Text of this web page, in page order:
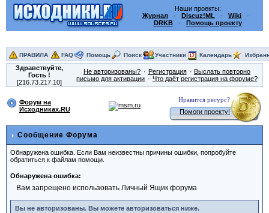
Наши проекты:
Журнал · Discuz!ML · Wiki ·
DRKB· Помощь проекту
ПРАВИЛА FAQ Помощь Поиск Участники Календарь
Здравствуйте,
Гость!
[216.73.217.10]
Не авторизованы? Регистрация
Выслать повторно
письмо для активации
Что даёт регистрация на форуме?
Форум на
Исходниках.RU
Нравится ресурс?
Помоги проекту!
Сообщение Форума
Обнаружена ошибка. Если Вам неизвестны причины ошибки, попробуйте
обратиться к файлам помощи.
Обнаружена ошибка:
Вам запрещено использовать Личный Ящик форума
Вы не авторизованы. Вы можете авторизоваться ниже.